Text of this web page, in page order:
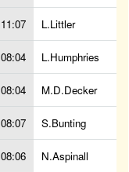
11:07 L.Littler
08:04 L.Humphries
08:04 M.D.Decker
08:07 S.Bunting
08:06 N.Aspinall